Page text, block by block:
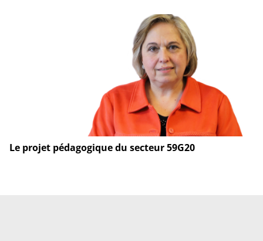
Le projet pédagogique du secteur 59G20